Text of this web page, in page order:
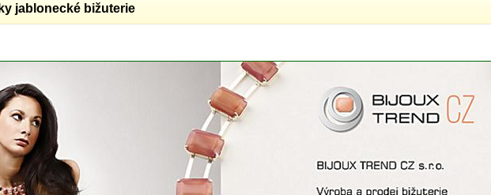
jablonecké bižuterie